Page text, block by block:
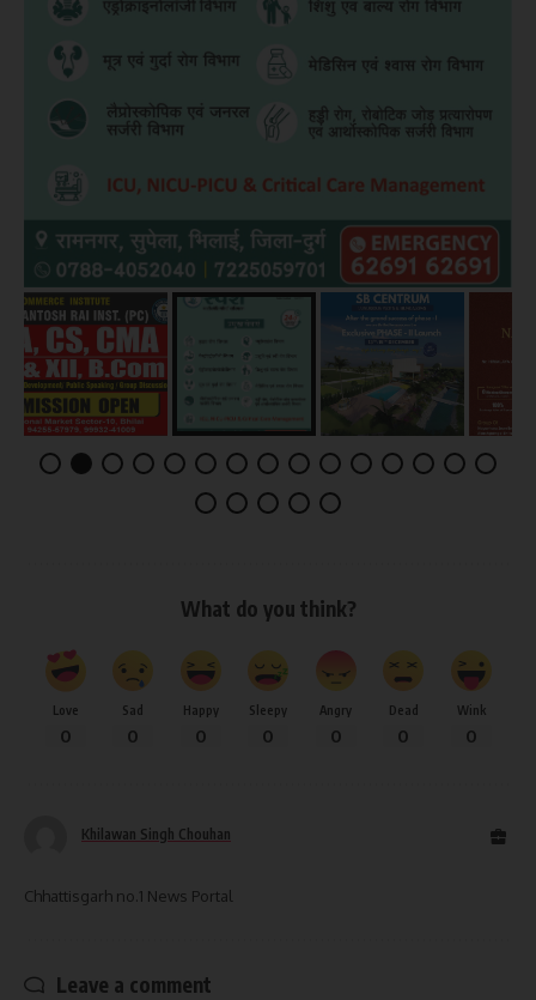
What do you think?
Love
0
Sad
0
Happy
0
Sleepy
0
Angry
0
Dead
0
Wink
0
Khilawan Singh Chouhan
Chhattisgarh no.1 News Portal
Leave a comment